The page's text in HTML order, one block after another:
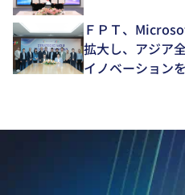
ＦＰＴ、
拡大し、アジア
イノベーション